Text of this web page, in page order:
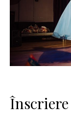
Înscriere